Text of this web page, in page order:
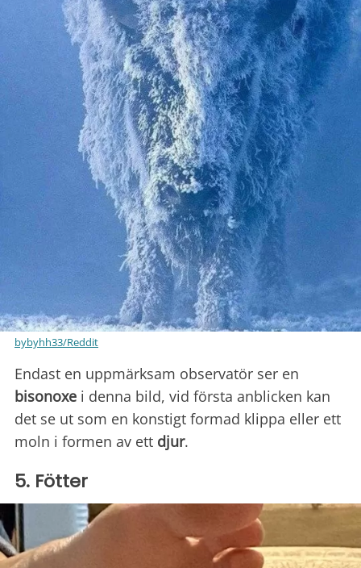
bybyhh33/Reddit
Endast en uppmärksam observatör ser en
bisonoxe i denna bild, vid första anblicken kan
det se ut som en konstigt formad klippa eller ett
moln i formen av ett djur.
5. Fötter